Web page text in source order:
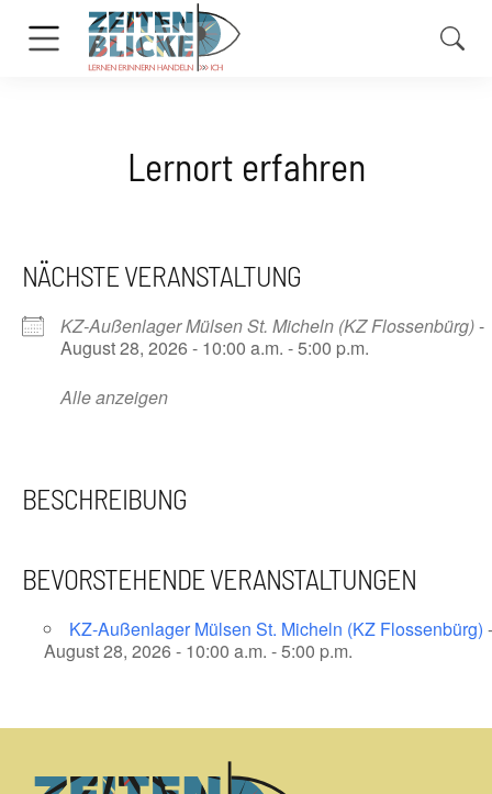
Lernort erfahren
NÄCHSTE VERANSTALTUNG
KZ-Außenlager Mülsen St. Micheln (KZ Flossenbürg)-
August 28, 2026 - 10:00 a.m. - 5:00 p.m.
Alle anzeigen
BESCHREIBUNG
BEVORSTEHENDE VERANSTALTUNGEN
KZ-Außenlager Mülsen St. Micheln (KZ Flossenbürg) -
August 28, 2026 - 10:00 a.m. - 5:00 p.m.